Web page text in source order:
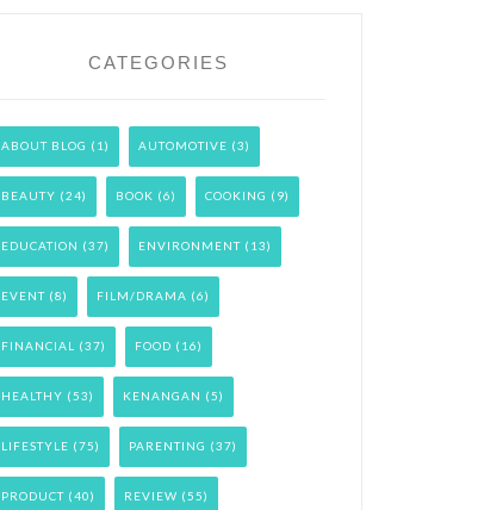
CATEGORIES
ABOUT BLOG (1) AUTOMOTIVE (3)
BEAUTY (24) BOOK (6) COOKING (9)
EDUCATION (37) ENVIRONMENT (13)
EVENT (8) FILM/DRAMA (6)
FINANCIAL (37) FOOD (16)
HEALTHY (53) KENANGAN (5)
LIFESTYLE (75) PARENTING (37)
PRODUCT (40) REVIEW (55)